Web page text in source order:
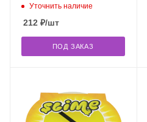
Уточнить наличие
212 ₽/шт
ПОД ЗАКАЗ